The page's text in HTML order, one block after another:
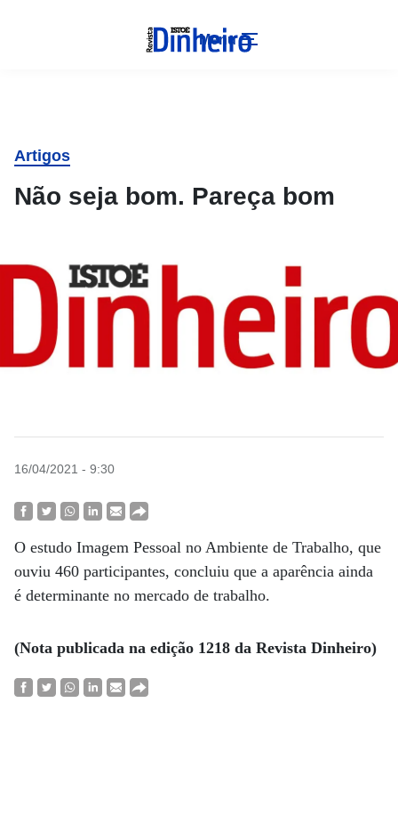
Menu
Artigos
Não seja bom. Pareça bom
16/04/2021 - 9:30
O estudo Imagem Pessoal no Ambiente de Trabalho, que
ouviu 460 participantes, concluiu que a aparência ainda
é determinante no mercado de trabalho.
(Nota publicada na edição 1218 da Revista Dinheiro)